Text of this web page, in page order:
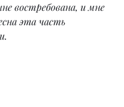
востребована, и мне
эта часть